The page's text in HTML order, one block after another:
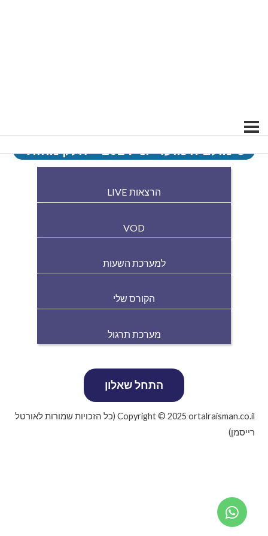
סימולציה מועד יוני 2024 – חלק מהותי
הרצאות LIVE
VOD
למערכת השעות
הקורס שלי
מערכת תרגול
Copyright © 2025 ortalraisman.co.il (כל הזכויות שמורות לאורטל
רייסמן)